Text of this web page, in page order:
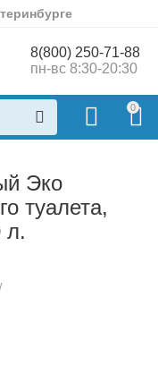
8(800) 250-71-88
пн-вс 8:30-20:30
0
Эко
туалета,
л.